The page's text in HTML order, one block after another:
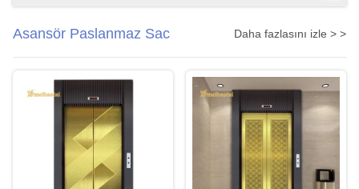
Asansör Paslanmaz Sac Daha fazlasını izle > >